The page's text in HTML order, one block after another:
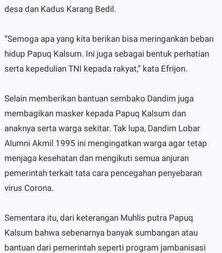
desa dan Kadus Karang Bedil.
“Semoga apa yang kita berikan bisa meringankan beban
hidup Papuq Kalsum. Ini juga sebagai bentuk perhatian
serta kepedulian TNI kepada rakyat,” kata Efrijon.
Selain memberikan bantuan sembako Dandim juga
membagikan masker kepada Papuq Kalsum dan
anaknya serta warga sekitar. Tak lupa, Dandim Lobar
Alumni Akmil 1995 ini mengingatkan warga agar tetap
menjaga kesehatan dan mengikuti semua anjuran
pemerintah terkait tata cara pencegahan penyebaran
virus Corona.
Sementara itu, dari keterangan Muhlis putra Papuq
Kalsum bahwa sebenarnya banyak sumbangan atau
bantuan dari pemerintah seperti program jambanisasi